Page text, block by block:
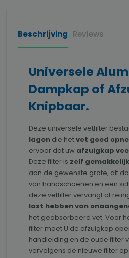
Beschrijving Reviews
Universele
Dampkap of
Knipbaar.
Deze universele vetfilter
lagen die hetvet goed
ervoor dat uw afzuigkap
Deze filter is zelf
aan de gewenste grote, dit
van handschoenen en een
deze vetfilter vervangt of
last hebben van
het geabsorbeerd vet. Voor
filter moet U de afzuigkap
handleiding en de oude filter
vervolgens de nieuwe filter